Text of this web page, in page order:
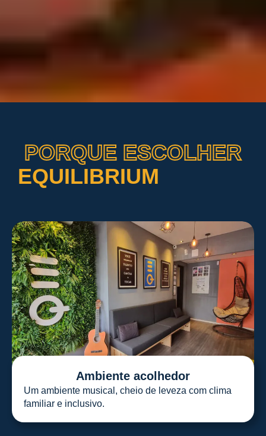
PORQUE ESCOLHER
EQUILIBRIUM
Ambiente acolhedor
Um ambiente musical, cheio de leveza com clima
familiar e inclusivo.